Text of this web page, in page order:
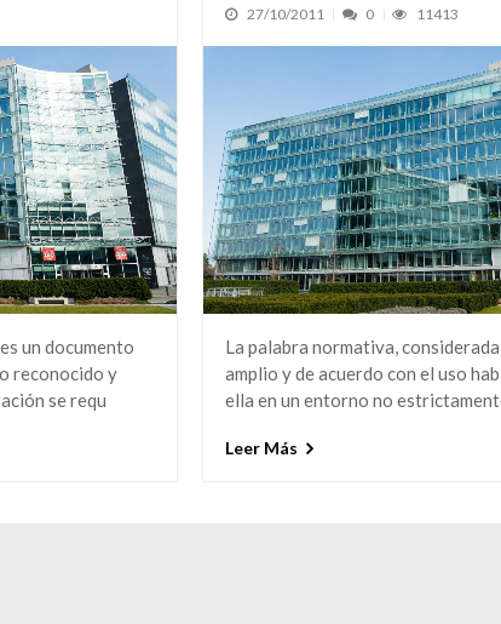
un documento
reconocido y
se requ
27/10/2011 0 11413
La palabra normativa,
amplio y de acuerdo con el uso
ella en un entorno no
Leer Más